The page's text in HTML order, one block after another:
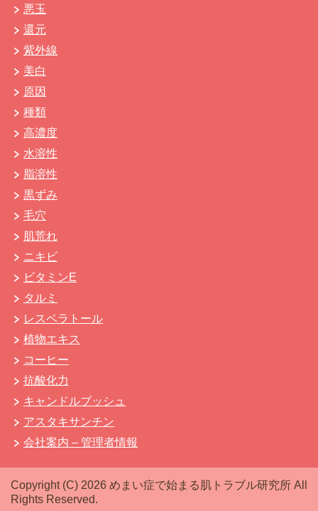
悪玉
還元
紫外線
美白
原因
種類
高濃度
水溶性
脂溶性
黒ずみ
毛穴
肌荒れ
ニキビ
ビタミンE
タルミ
レスベラトール
植物エキス
コーヒー
抗酸化力
キャンドルブッシュ
アスタキサンチン
会社案内 – 管理者情報
Copyright (C) 2026 めまい症で始まる肌トラブル研究所 All
Rights Reserved.